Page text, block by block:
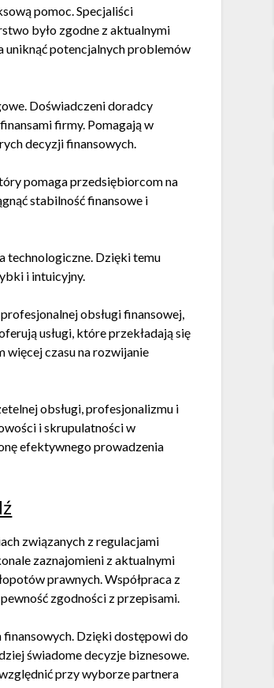
pomoc. Specjaliści
było zgodne z aktualnymi
uniknąć potencjalnych problemów
Doświadczeni doradcy
firmy. Pomagają w
decyzji finansowych.
pomaga przedsiębiorcom na
stabilność finansowe i
technologiczne. Dzięki temu
i intuicyjny.
obsługi finansowej,
usługi, które przekładają się
więcej czasu na rozwijanie
obsługi, profesjonalizmu i
i skrupulatności w
efektywnego prowadzenia
związanych z regulacjami
zaznajomieni z aktualnymi
prawnych. Współpraca z
zgodności z przepisami.
finansowych. Dzięki dostępowi do
świadome decyzje biznesowe.
przy wyborze partnera